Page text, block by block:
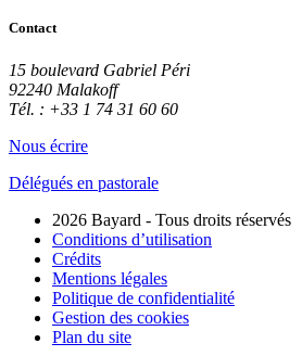
Contact
15 boulevard Gabriel Péri
92240 Malakoff
Tél. : +33 1 74 31 60 60
Nous écrire
Délégués en pastorale
2026 Bayard - Tous droits réservés
Conditions d’utilisation
Crédits
Mentions légales
Politique de confidentialité
Gestion des cookies
Plan du site